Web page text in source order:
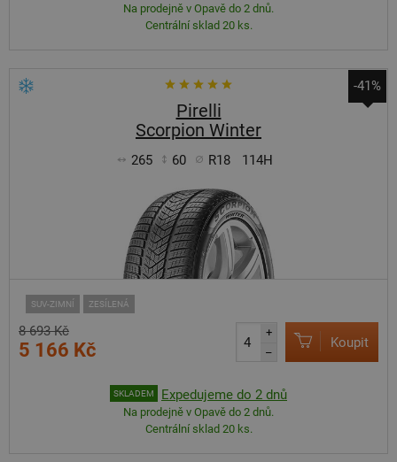
Na prodejně v Opavě do 2 dnů.
Centrální sklad 20 ks.
-41%
Pirelli
Scorpion Winter
265 60 R18 114H
SUV-ZIMNÍ ZESÍLENÁ
8 693 Kč
5 166 Kč
+
–
Koupit
SKLADEM Expedujeme do 2 dnů
Na prodejně v Opavě do 2 dnů.
Centrální sklad 20 ks.